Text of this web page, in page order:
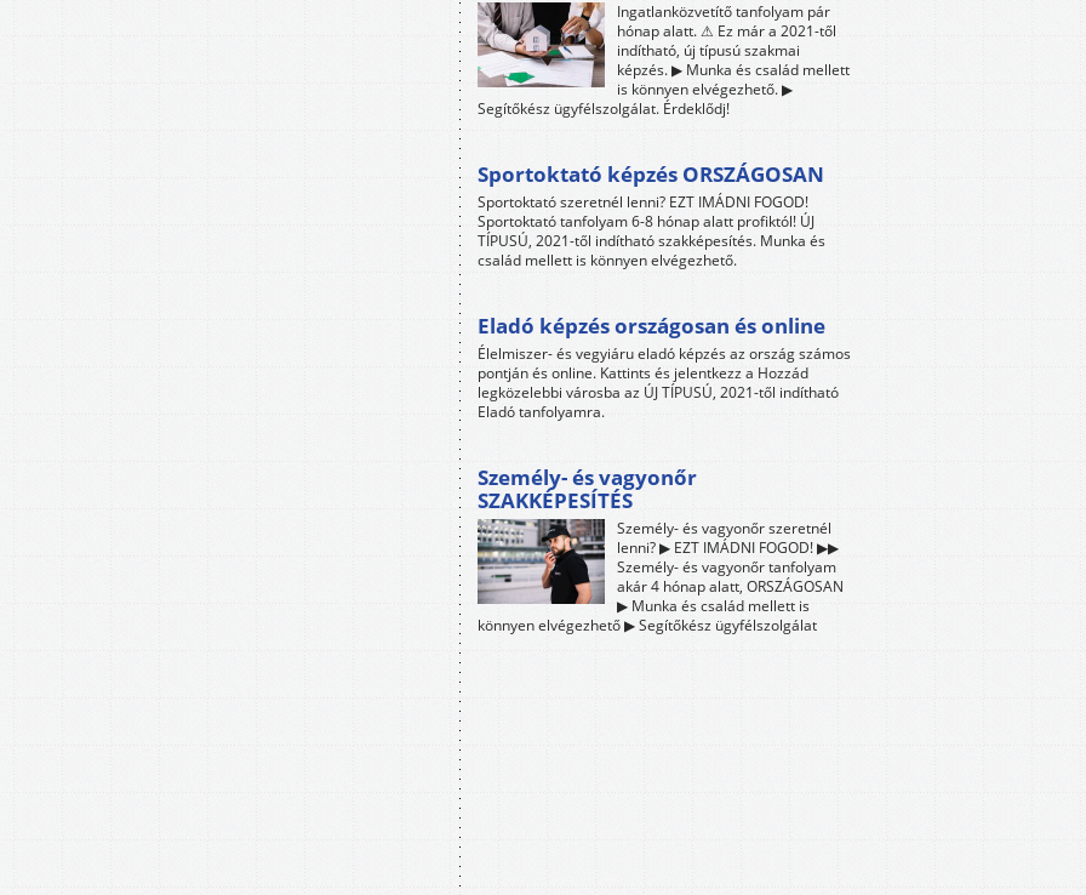
Ingatlanközvetítő tanfolyam pár
hónap alatt. ⚠ Ez már a 2021-től
indítható, új típusú szakmai
képzés. ▶ Munka és család mellett
is könnyen elvégezhető. ▶
Segítőkész ügyfélszolgálat. Érdeklődj!
Sportoktató képzés ORSZÁGOSAN
Sportoktató szeretnél lenni? EZT IMÁDNI FOGOD!
Sportoktató tanfolyam 6-8 hónap alatt profiktól! ÚJ
TÍPUSÚ, 2021-től indítható szakképesítés. Munka és
család mellett is könnyen elvégezhető.
Eladó képzés országosan és online
Élelmiszer- és vegyiáru eladó képzés az ország számos
pontján és online. Kattints és jelentkezz a Hozzád
legközelebbi városba az ÚJ TÍPUSÚ, 2021-től indítható
Eladó tanfolyamra.
Személy- és vagyonőr
SZAKKÉPESÍTÉS
Személy- és vagyonőr szeretnél
lenni? ▶ EZT IMÁDNI FOGOD! ▶▶
Személy- és vagyonőr tanfolyam
akár 4 hónap alatt, ORSZÁGOSAN
▶ Munka és család mellett is
könnyen elvégezhető ▶ Segítőkész ügyfélszolgálat